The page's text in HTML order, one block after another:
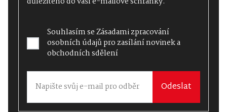
Souhlasím seZásadami zpracování
osobních údajůpro zasílání novinek a
obchodních sdělení
Odeslat